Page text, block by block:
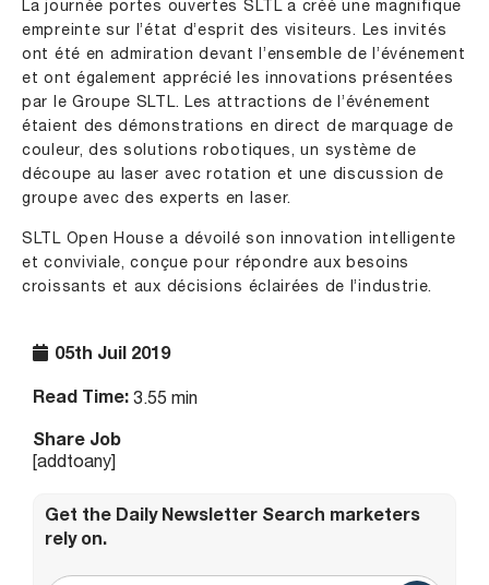
05th Juil 2019
Read Time: 3.55 min
Share Job
[addtoany]
Get the Daily Newsletter Search marketers
rely on.
La journée portes ouvertes SLTL a créé une magnifique
empreinte sur l’état d’esprit des visiteurs. Les invités
ont été en admiration devant l’ensemble de l’événement
et ont également apprécié les innovations présentées
par le Groupe SLTL. Les attractions de l’événement
étaient des démonstrations en direct de marquage de
couleur, des solutions robotiques, un système de
découpe au laser avec rotation et une discussion de
groupe avec des experts en laser.
SLTL Open House a dévoilé son innovation intelligente
et conviviale, conçue pour répondre aux besoins
croissants et aux décisions éclairées de l’industrie.